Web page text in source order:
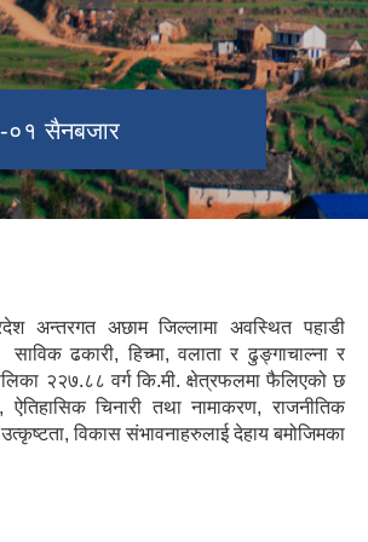
०१ सैनबजार
कार्यालय
०४,बलाता
ढकारी
ढकारी-०४ बलातामा
ढकारी-०४, अछाम
अन्तरगत अछाम जिल्लामा अवस्थित पहाडी
ढकारी, हिच्मा, वलाता र ढुङ्गाचाल्ना र
२२७.८८ वर्ग कि.मी. क्षेत्रफलमा फैलिएको छ
चिनारी तथा नामाकरण, राजनीतिक
विकास संभावनाहरुलाई देहाय बमोजिमका